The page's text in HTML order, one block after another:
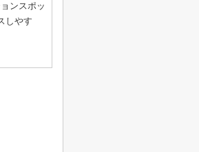
ンスポッ
しやす